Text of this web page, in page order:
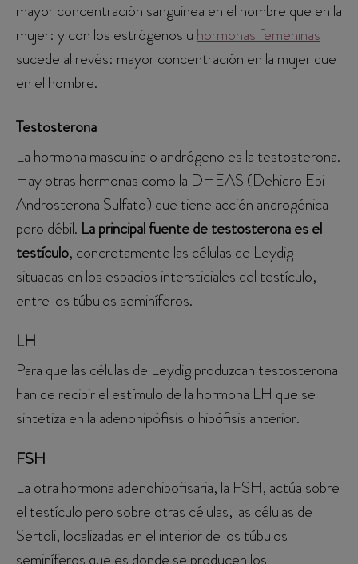
mayor concentración sanguínea en el hombre que en la
mujer: y con los estrógenos uhormonas femeninas
sucede al revés: mayor concentración en la mujer que
en el hombre.
Testosterona
La hormona masculina o andrógeno es la testosterona.
Hay otras hormonas como la DHEAS (Dehidro Epi
Androsterona Sulfato) que tiene acción androgénica
pero débil. La principal fuente de testosterona es el
testículo, concretamente las células de Leydig
situadas en los espacios intersticiales del testículo,
entre los túbulos seminíferos.
LH
Para que las células de Leydig produzcan testosterona
han de recibir el estímulo de la hormona LH que se
sintetiza en la adenohipófisis o hipófisis anterior.
FSH
La otra hormona adenohipofisaria, la FSH, actúa sobre
el testículo pero sobre otras células, las células de
Sertoli, localizadas en el interior de los túbulos